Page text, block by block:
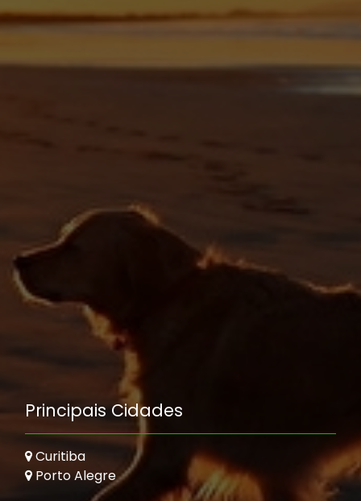
Principais Cidades
Curitiba
Porto Alegre